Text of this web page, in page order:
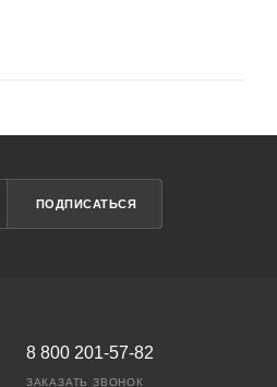
ПОДПИСАТЬСЯ
8 800 201-57-82
ЗАКАЗАТЬ ЗВОНОК